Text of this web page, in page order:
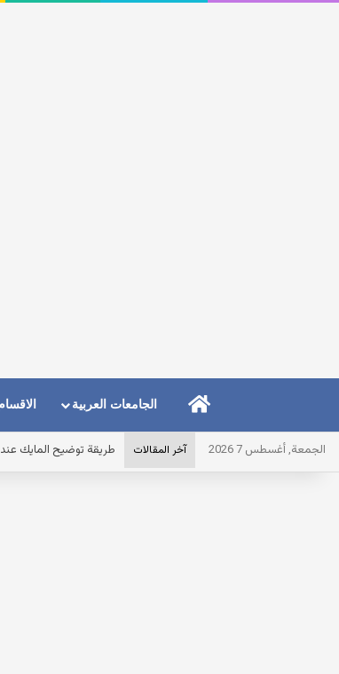
الرئيسيةالجامعات العربية
الجمعة, أغسطس 7 2026 آخر المقالات طريقة توضيح المايك